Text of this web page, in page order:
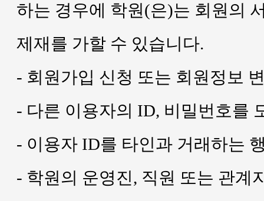
하는 경우에 학원(은)는 회원의
제재를 가할 수 있습니다.
- 회원가입 신청 또는 회원정보
- 다른 이용자의 ID, 비밀번호를
- 이용자 ID를 타인과 거래하는
- 학원의 운영진, 직원 또는 관계